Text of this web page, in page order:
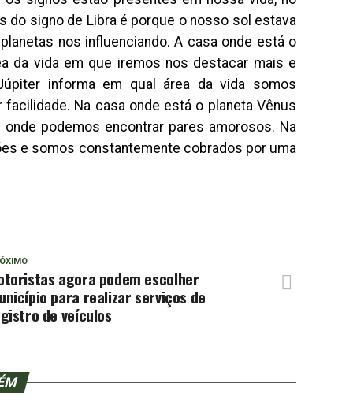
do signo de Libra é porque o nosso sol estava
nos influenciando. A casa onde está o
da vida em que iremos nos destacar mais e
informa em qual área da vida somos
Na casa onde está o planeta Vênus
podemos encontrar pares amorosos. Na
e somos constantemente cobrados por uma
agora podem escolher
para realizar serviços de
de veículos